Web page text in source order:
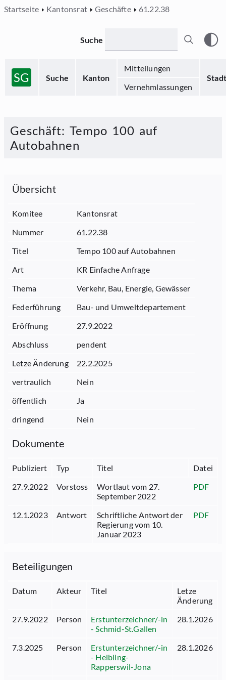
Startseite Kantonsrat Geschäfte 61.22.38
SG Suche Kanton
Mitteilungen
Stadt
Vernehmlassungen
Suche
Geschäft: Tempo 100 auf
Autobahnen
Übersicht
Komitee
Kantonsrat
Nummer
61.22.38
Titel
Tempo 100 auf Autobahnen
Art
KR Einfache Anfrage
Thema
Verkehr, Bau, Energie, Gewässer
Federführung
Bau- und Umweltdepartement
Eröffnung
27.9.2022
Abschluss
pendent
Letze Änderung
22.2.2025
vertraulich
Nein
öffentlich
Ja
dringend
Nein
Dokumente
Publiziert Typ Titel
Datei
27.9.2022
Vorstoss
Wortlaut vom 27.
September 2022
PDF
12.1.2023 Antwort
Schriftliche Antwort der
Regierung vom 10.
Januar 2023
PDF
Beteiligungen
Datum Akteur Titel
Letze
Änderung
27.9.2022
Person
Erstunterzeichner/-in
- Schmid-St.Gallen
28.1.2026
7.3.2025 Person
Erstunterzeichner/-in
- Helbling-
Rapperswil-Jona
28.1.2026